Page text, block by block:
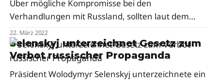
Über mögliche Kompromisse bei den
Verhandlungen mit Russland, sollten laut dem
Präsident der Ukraine Wolodymyr Selenskyj, in
einem Referendum abgestimmt werden.
22. März 2022
Selenskyj unterzeichnet Gesetz zum
Verbot russischer Propaganda
Präsident Wolodymyr Selenskyj unterzeichnete ein